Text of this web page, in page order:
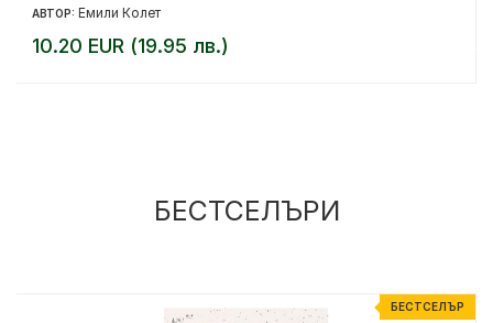
АВТОР: Емили Колет
10.20 EUR (19.95 лв.)
БЕСТСЕЛЪРИ
БЕСТСЕЛЪР